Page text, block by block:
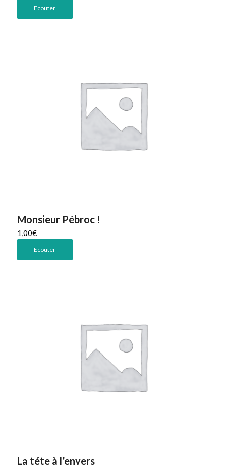
Ecouter
Monsieur Pébroc !
1,00€
Ecouter
La téte à l’envers